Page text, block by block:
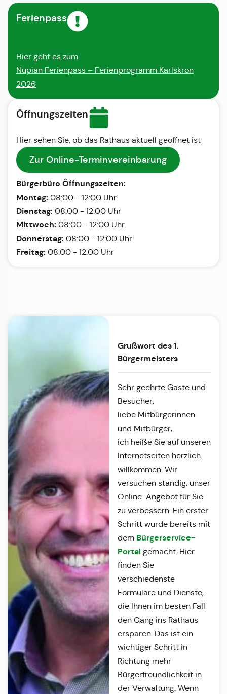
Ferienpass
Hier geht es zum
Nupian Ferienpass – Ferienprogramm Karlskron
2026
Öffnungszeiten
Hier sehen Sie, ob das Rathaus aktuell geöffnet ist
Zur Online-Terminvereinbarung
Bürgerbüro Öffnungszeiten:
Montag: 08:00 - 12:00 Uhr
Dienstag: 08:00 - 12:00 Uhr
Mittwoch: 08:00 - 12:00 Uhr
Donnerstag: 08:00 - 12:00 Uhr
Freitag: 08:00 - 12:00 Uhr
Grußwort des 1.
Bürgermeisters
Sehr geehrte Gäste und
Besucher,
liebe Mitbürgerinnen
und Mitbürger,
ich heiße Sie auf unseren
Internetseiten herzlich
willkommen. Wir
versuchen ständig, unser
Online-Angebot für Sie
zu verbessern. Ein erster
Schritt wurde bereits mit
dem Bürgerservice-
Portalgemacht. Hier
finden Sie
verschiedenste
Formulare und Dienste,
die Ihnen im besten Fall
den Gang ins Rathaus
ersparen. Das ist ein
wichtiger Schritt in
Richtung mehr
Bürgerfreundlichkeit in
der Verwaltung. Wenn